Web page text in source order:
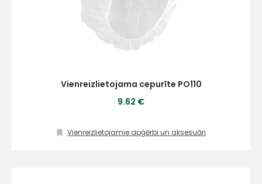
Vienreizlietojama cepurīte PO110
9.62 €
Vienreizlietojamie apģērbi un aksesuāri